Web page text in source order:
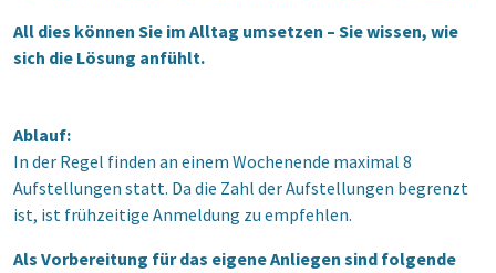
All dies können Sie im Alltag umsetzen – Sie wissen, wie
sich die Lösung anfühlt.
Ablauf:
In der Regel finden an einem Wochenende maximal 8
Aufstellungen statt. Da die Zahl der Aufstellungen begrenzt
ist, ist frühzeitige Anmeldung zu empfehlen.
Als Vorbereitung für das eigene Anliegen sind folgende